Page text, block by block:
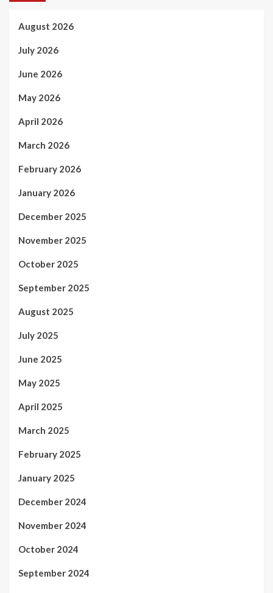
August 2026
July 2026
June 2026
May 2026
April 2026
March 2026
February 2026
January 2026
December 2025
November 2025
October 2025
September 2025
August 2025
July 2025
June 2025
May 2025
April 2025
March 2025
February 2025
January 2025
December 2024
November 2024
October 2024
September 2024